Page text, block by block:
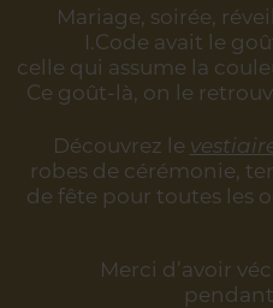
Mariage, soirée,
I.Code avait le
celle qui assume la
Ce goût-là, on le
Découvrez le
robes de cérémonie,
de fête pour toutes les
Merci d’avoir